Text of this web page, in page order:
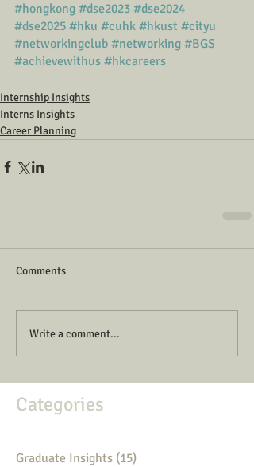
#hongkong #dse2023 #dse2024
#dse2025 #hku #cuhk #hkust #cityu
#networkingclub #networking #BGS
#achievewithus #hkcareers
Internship Insights
Interns Insights
Career Planning
Comments
Write a comment...
Categories
Graduate Insights (15)